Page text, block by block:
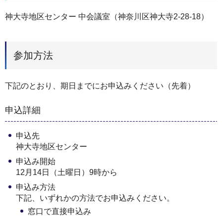
神大寺地区センター 中会議室（神奈川区神大寺2-28-18）
参加方法
下記のとおり、期日までにお申込みください（先着）
申込詳細
申込先
神大寺地区センター
申込み開始
12月14日（土曜日）9時から
申込み方法
下記、いずれかの方法でお申込みください。
窓口で直接申込み